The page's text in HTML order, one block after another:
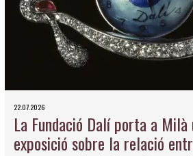
22.07.2026
La Fundació Dalí porta a Milà
exposició sobre la relació